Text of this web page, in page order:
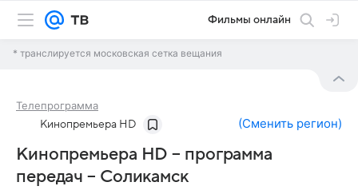
Фильмы онлайн
* транслируется московская сетка вещания
Телепрограмма
Кинопремьера HD (Сменить регион)
Кинопремьера HD – программа
передач – Соликамск